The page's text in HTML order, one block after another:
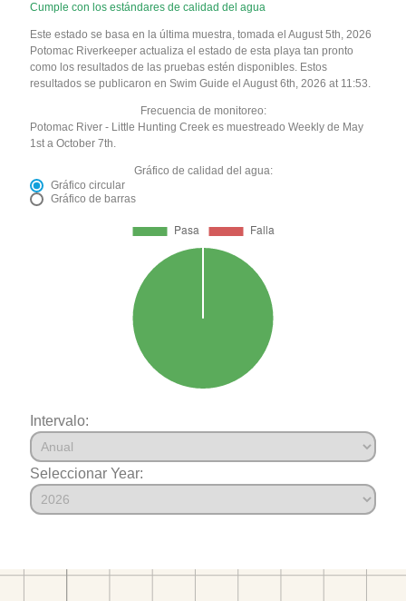
Cumple con los estándares de calidad del agua
Este estado se basa en la última muestra, tomada el August 5th, 2026
Potomac Riverkeeper actualiza el estado de esta playa tan pronto
como los resultados de las pruebas estén disponibles. Estos
resultados se publicaron en Swim Guide el August 6th, 2026 at 11:53.
Frecuencia de monitoreo:
Potomac River - Little Hunting Creek es muestreado Weekly de May
1st a October 7th.
Gráfico de calidad del agua:
Gráfico circular
Gráfico de barras
Intervalo:
Seleccionar Year: